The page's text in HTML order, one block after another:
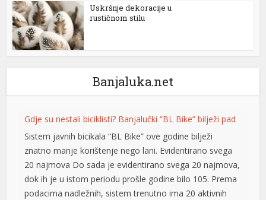
Uskršnje dekoracije u
rustičnom stilu
Banjaluka.net
Gdje su nestali biciklisti? Banjalučki “BL Bike” bilježi pad
Sistem javnih bicikala “BL Bike” ove godine bilježi
znatno manje korištenje nego lani. Evidentirano svega
20 najmova Do sada je evidentirano svega 20 najmova,
dok ih je u istom periodu prošle godine bilo 105. Prema
podacima nadležnih, sistem trenutno ima 20 aktivnih